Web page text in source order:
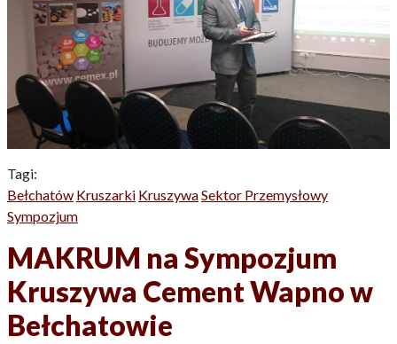
Tagi:
Bełchatów Kruszarki KruszywaSektor Przemysłowy
Sympozjum
MAKRUM na Sympozjum
Kruszywa Cement Wapno w
Bełchatowie